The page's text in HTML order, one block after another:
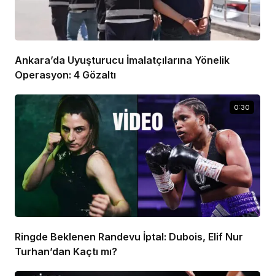
Ankara’da Uyuşturucu İmalatçılarına Yönelik
Operasyon: 4 Gözaltı
0:30
Ringde Beklenen Randevu İptal: Dubois, Elif Nur
Turhan’dan Kaçtı mı?